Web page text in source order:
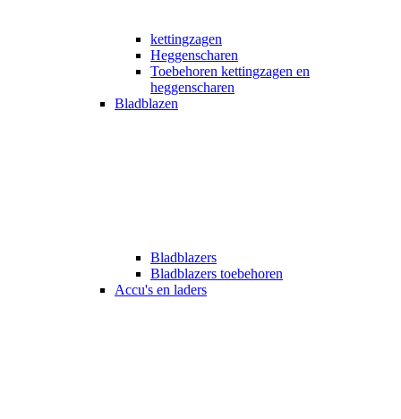
kettingzagen
Heggenscharen
Toebehoren kettingzagen en
heggenscharen
Bladblazen
Bladblazers
Bladblazers toebehoren
Accu's en laders